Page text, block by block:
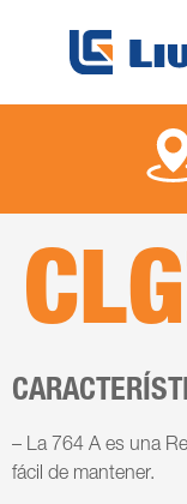
– La 764 A es una
fácil de mantener.